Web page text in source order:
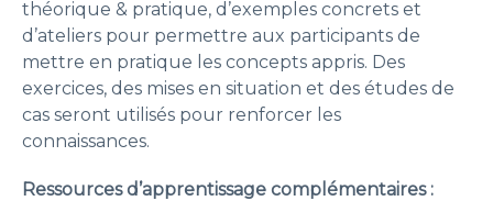
théorique & pratique, d’exemples concrets et
d’ateliers pour permettre aux participants de
mettre en pratique les concepts appris. Des
exercices, des mises en situation et des études de
cas seront utilisés pour renforcer les
connaissances.
Ressources d’apprentissage complémentaires :